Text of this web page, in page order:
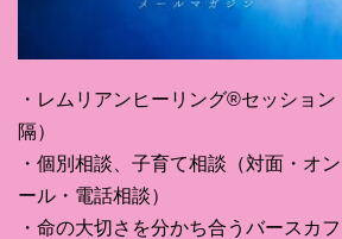
・レムリアンヒーリング®セッショ
隔）
・個別相談、子育て相談（対面・オ
ール・電話相談）
・命の大切さを分かち合うバースカ